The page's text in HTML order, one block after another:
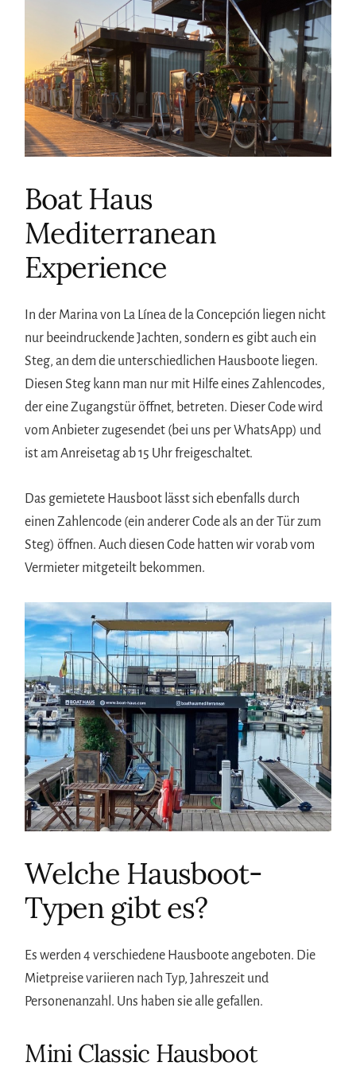
Boat Haus
Mediterranean
Experience
In der Marina von La Línea de la Concepción liegen nicht
nur beeindruckende Jachten, sondern es gibt auch ein
Steg, an dem die unterschiedlichen Hausboote liegen.
Diesen Steg kann man nur mit Hilfe eines Zahlencodes,
der eine Zugangstür öffnet, betreten. Dieser Code wird
vom Anbieter zugesendet (bei uns per WhatsApp) und
ist am Anreisetag ab 15 Uhr freigeschaltet.
Das gemietete Hausboot lässt sich ebenfalls durch
einen Zahlencode (ein anderer Code als an der Tür zum
Steg) öffnen. Auch diesen Code hatten wir vorab vom
Vermieter mitgeteilt bekommen.
Welche Hausboot-
Typen gibt es?
Es werden 4 verschiedene Hausboote angeboten. Die
Mietpreise variieren nach Typ, Jahreszeit und
Personenanzahl. Uns haben sie alle gefallen.
Mini Classic Hausboot